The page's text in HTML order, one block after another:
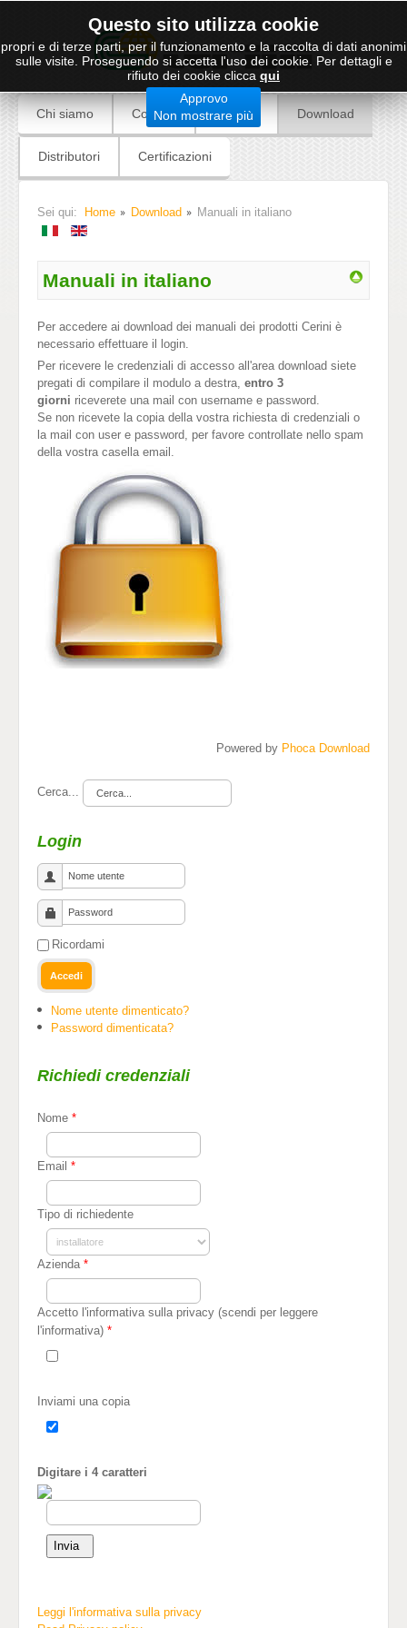
Chi siamo Contatti Prodotti Download
Distributori Certificazioni
Sei qui: Home Download Manuali in italiano
Manuali in italiano
Per accedere ai download dei manuali dei prodotti Cerini è
necessario effettuare il login.
Per ricevere le credenziali di accesso all'area download siete
pregati di compilare il modulo a destra, entro 3
giorni riceverete una mail con username e password.
Se non ricevete la copia della vostra richiesta di credenziali o
la mail con user e password, per favore controllate nello spam
della vostra casella email.
Powered by Phoca Download
Cerca...
Login
Ricordami
Accedi
Nome utente dimenticato?
Password dimenticata?
Richiedi credenziali
Nome *
Email *
Tipo di richiedente
Azienda*
Accetto l'informativa sulla privacy (scendi per leggere
l'informativa) *
Inviami una copia
Digitare i 4 caratteri
Leggi l'informativa sulla privacy
Questo sito utilizza cookie
propri e di terze parti, per il funzionamento e la raccolta di dati anonimi
sulle visite. Proseguendo si accetta l'uso dei cookie. Per dettagli e
rifiuto dei cookie clicca qui
Approvo
Non mostrare più